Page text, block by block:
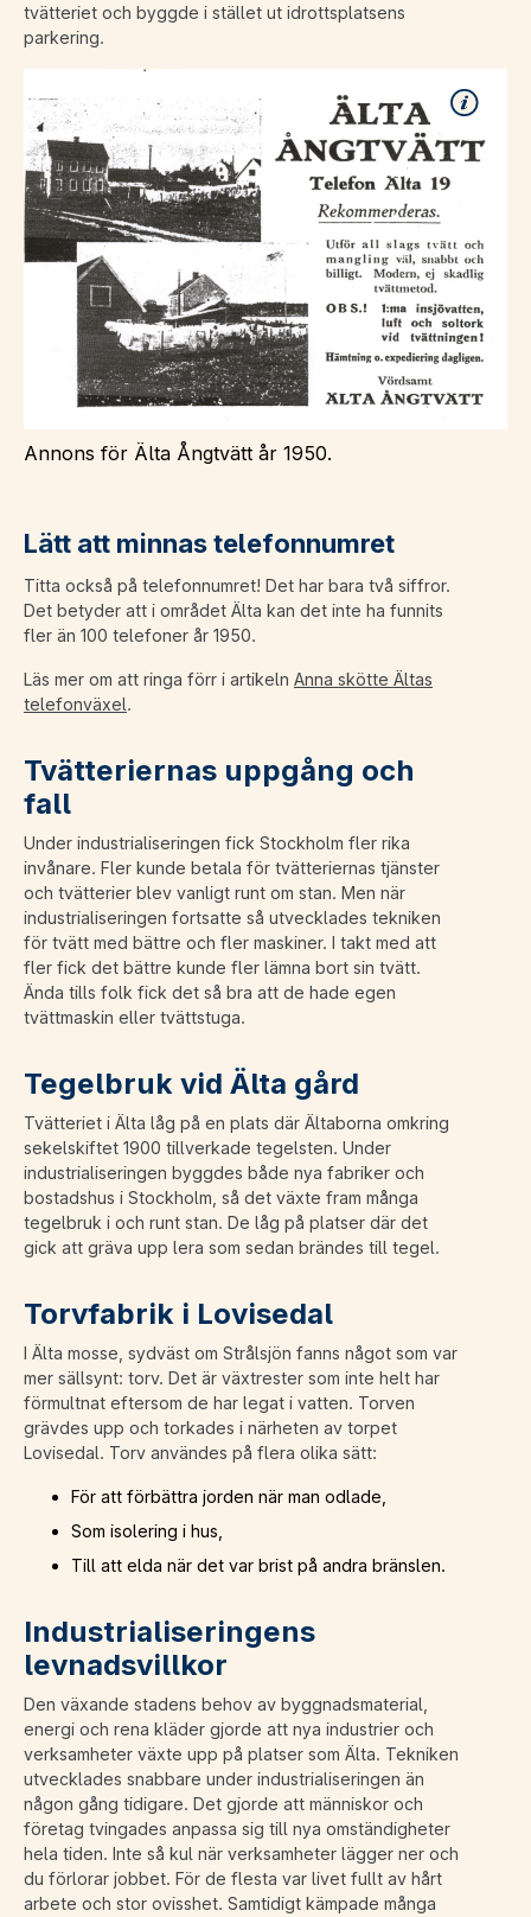
tvätteriet och byggde i stället ut idrottsplatsens
parkering.
Annons för Älta Ångtvätt år 1950.
Lätt att minnas telefonnumret
Titta också på telefonnumret! Det har bara två siffror.
Det betyder att i området Älta kan det inte ha funnits
fler än 100 telefoner år 1950.
Läs mer om att ringa förr i artikeln Anna skötte Ältas
telefonväxel.
Tvätteriernas uppgång och
fall
Under industrialiseringen fick Stockholm fler rika
invånare. Fler kunde betala för tvätteriernas tjänster
och tvätterier blev vanligt runt om stan. Men när
industrialiseringen fortsatte så utvecklades tekniken
för tvätt med bättre och fler maskiner. I takt med att
fler fick det bättre kunde fler lämna bort sin tvätt.
Ända tills folk fick det så bra att de hade egen
tvättmaskin eller tvättstuga.
Tegelbruk vid Älta gård
Tvätteriet i Älta låg på en plats där Ältaborna omkring
sekelskiftet 1900 tillverkade tegelsten. Under
industrialiseringen byggdes både nya fabriker och
bostadshus i Stockholm, så det växte fram många
tegelbruk i och runt stan. De låg på platser där det
gick att gräva upp lera som sedan brändes till tegel.
Torvfabrik i Lovisedal
I Älta mosse, sydväst om Strålsjön fanns något som var
mer sällsynt: torv. Det är växtrester som inte helt har
förmultnat eftersom de har legat i vatten. Torven
grävdes upp och torkades i närheten av torpet
Lovisedal. Torv användes på flera olika sätt:
För att förbättra jorden när man odlade,
Som isolering i hus,
Till att elda när det var brist på andra bränslen.
Industrialiseringens
levnadsvillkor
Den växande stadens behov av byggnadsmaterial,
energi och rena kläder gjorde att nya industrier och
verksamheter växte upp på platser som Älta. Tekniken
utvecklades snabbare under industrialiseringen än
någon gång tidigare. Det gjorde att människor och
företag tvingades anpassa sig till nya omständigheter
hela tiden. Inte så kul när verksamheter lägger ner och
du förlorar jobbet. För de flesta var livet fullt av hårt
arbete och stor ovisshet. Samtidigt kämpade många